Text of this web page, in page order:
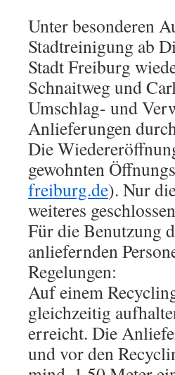
Unter besonderen
Stadtreinigung ab
Stadt Freiburg
Schnaitweg und
Umschlag- und
Anlieferungen
Die
gewohnten
freiburg.de). Nur
weiteres
Für die Benutzung
anliefernden
Regelungen:
Auf einem
gleichzeitig
erreicht. Die
und vor den